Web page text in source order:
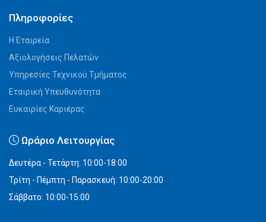
Πληροφορίες
Η Εταιρεία
Αξιολογήσεις Πελατών
Υπηρεσίες Τεχνικού Τμήματος
Εταιρική Υπευθυνότητα
Ευκαιρίες Καριέρας
Ωράριο Λειτουργίας
Δευτέρα - Τετάρτη: 10:00-18:00
Τρίτη - Πέμπτη - Παρασκευή: 10:00-20:00
Σάββατο: 10:00-15:00